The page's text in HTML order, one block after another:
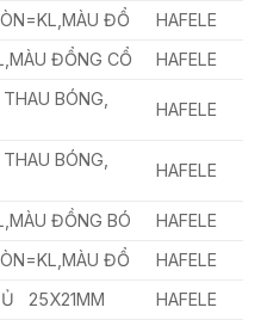
ĐỔ
HAFELE
ĐỔNG CỔ HAFELE
BÓNG,
HAFELE
BÓNG,
HAFELE
ĐỒNG BÓ
HAFELE
ĐỔ
HAFELE
25X21MM
HAFELE